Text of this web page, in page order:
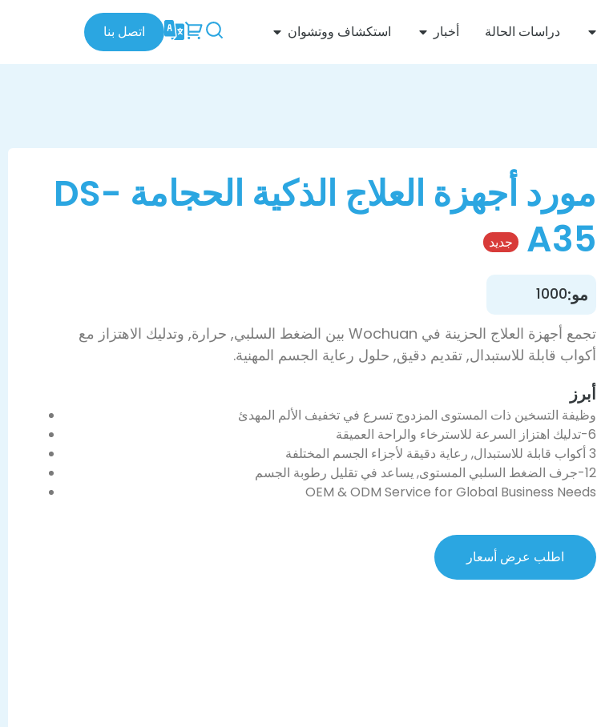
دراسات الحالة أخبار استكشاف ووتشوان اتصل بنا
مورد أجهزة العلاج الذكية الحجامة DS-
A35
جديد
مو:1000
تجمع أجهزة العلاج الحزينة في Wochuan بين الضغط السلبي, حرارة, وتدليك الاهتزاز مع
أكواب قابلة للاستبدال, تقديم دقيق, حلول رعاية الجسم المهنية.
أبرز
وظيفة التسخين ذات المستوى المزدوج تسرع في تخفيف الألم المهدئ
6-تدليك اهتزاز السرعة للاسترخاء والراحة العميقة
3 أكواب قابلة للاستبدال, رعاية دقيقة لأجزاء الجسم المختلفة
12-جرف الضغط السلبي المستوى, يساعد في تقليل رطوبة الجسم
OEM & ODM Service for Global Business Needs
اطلب عرض أسعار